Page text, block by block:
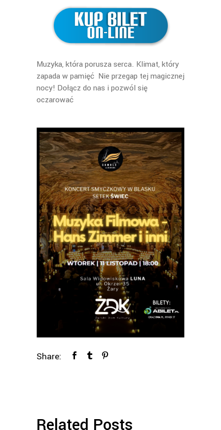
Muzyka, która porusza serca. Klimat, który
zapada w pamięć Nie przegap tej magicznej
nocy! Dołącz do nas i pozwól się
oczarować
Share:
Related Posts